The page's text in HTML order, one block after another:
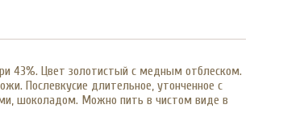
43%. Цвет золотистый с медным отблеском.
Послевкусие длительное, утонченное с
шоколадом. Можно пить в чистом виде в